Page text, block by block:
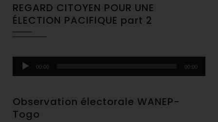
REGARD CITOYEN POUR UNE
ÉLECTION PACIFIQUE part 2
Audio
Player
00:00 00:00
Observation électorale WANEP-
Togo